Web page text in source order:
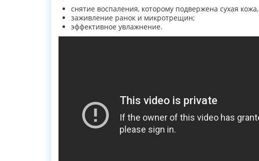
снятие воспаления, которому подвержена сухая
заживление ранок и микротрещин;
эффективное увлажнение.